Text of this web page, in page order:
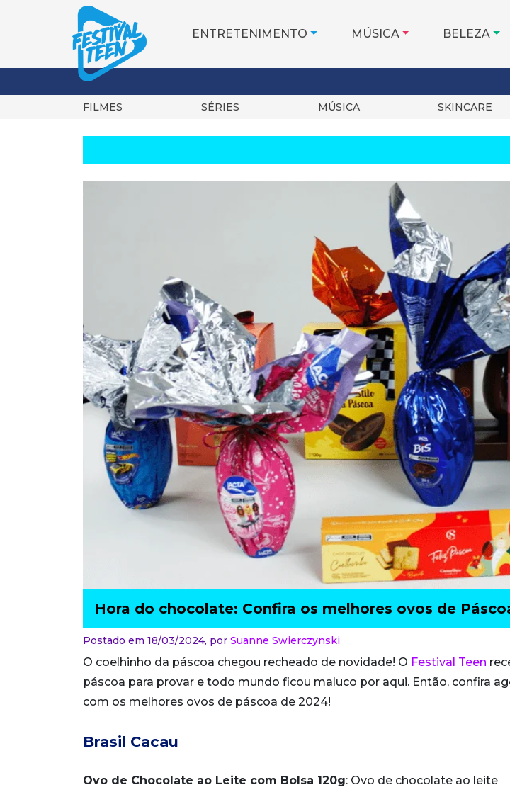
ENTRETENIMENTO MÚSICA BELEZA
FILMES SÉRIES MÚSICA SKINCARE
Hora do chocolate: Confira os melhores ovos de
Postado em 18/03/2024, por Suanne Swierczynski
O coelhinho da páscoa chegou recheado de novidade! O Festival Teen
páscoa para provar e todo mundo ficou maluco por aqui. Então, confira
com os melhores ovos de páscoa de 2024!
Brasil Cacau
Ovo de Chocolate ao Leite com Bolsa 120g: Ovo de chocolate ao leite